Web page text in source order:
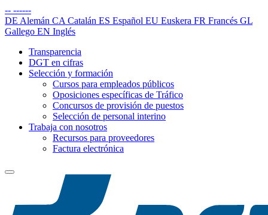
-- ------
DE Alemán CA Catalán ES Español EU Euskera FR Francés GL
Gallego EN Inglés
Transparencia
DGT en cifras
Selección y formación
Cursos para empleados públicos
Oposiciones específicas de Tráfico
Concursos de provisión de puestos
Selección de personal interino
Trabaja con nosotros
Recursos para proveedores
Factura electrónica